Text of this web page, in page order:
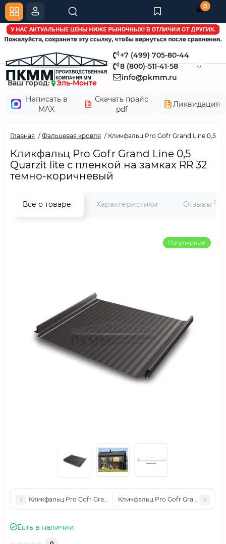
+7 (499) 705-80-44
8 (800)-511-41-58
info@pkmm.ru
Ваш город:
Эль-Монте
Написать в
MAX
Скачать прайс
pdf
Ликвидация
0
Главная Фальцевая кровля Кликфальц Pro Gofr Grand Line 0,5
Кликфальц Pro Gofr Grand Line 0,5
Quarzit lite с пленкой на замках RR 32
темно-коричневый
Все о товаре Характеристики Отзывы 0
Популярный
Кликфальц Pro Gofr Grand Line 0,5 Quarzit lite с пленкой на
Кликфальц Pro Gofr Grand Line
Есть в наличии